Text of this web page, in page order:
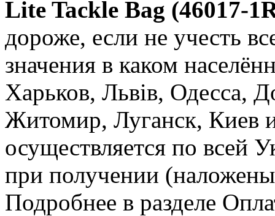
Lite Tackle Bag (46017-
дороже, если не учесть
значения в каком
Харьков, Львів, Одесса,
Житомир, Луганск, Киев
осуществляется по всей
при получении
Подробнее в разделе